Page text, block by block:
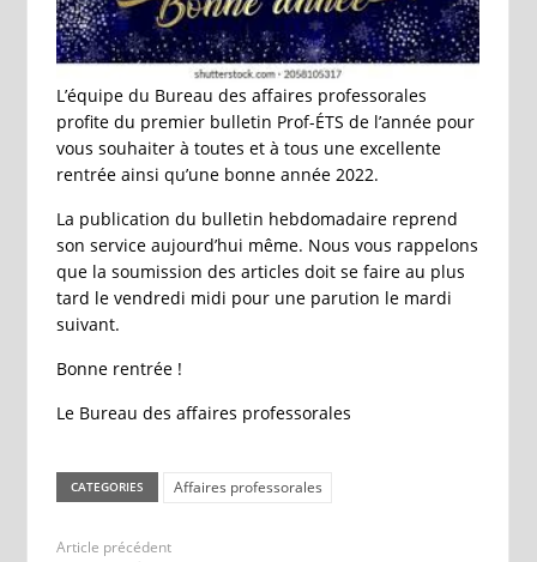
L’équipe du Bureau des affaires professorales
profite du premier bulletin Prof-ÉTS de l’année pour
vous souhaiter à toutes et à tous une excellente
rentrée ainsi qu’une bonne année 2022.
La publication du bulletin hebdomadaire reprend
son service aujourd’hui même. Nous vous rappelons
que la soumission des articles doit se faire au plus
tard le vendredi midi pour une parution le mardi
suivant.
Bonne rentrée !
Le Bureau des affaires professorales
CATEGORIES Affaires professorales
Article précédent